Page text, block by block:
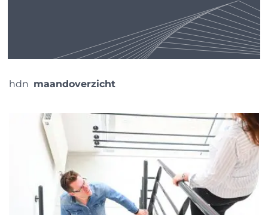
hdn maandoverzicht